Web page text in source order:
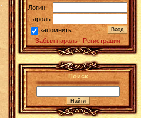
Логин:
Пароль:
запомнить
Забыл пароль | Регистрация
Поиск